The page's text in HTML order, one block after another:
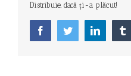
Distribuie, dacă ți-a plăcut!
FacebookTwitterLinkedIn